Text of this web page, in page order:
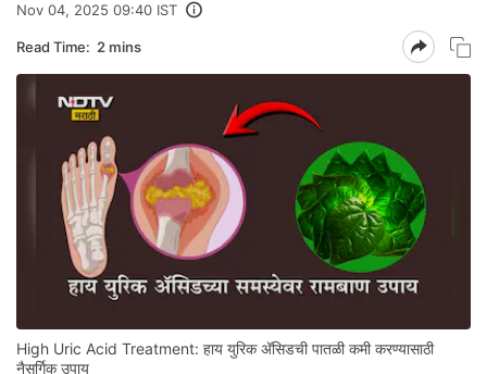
Nov 04, 2025 09:40 IST
Read Time: 2 mins
High Uric Acid Treatment: हाय युरिक अ‍ॅसिडची पातळी कमी करण्यासाठी
नैसर्गिक उपाय